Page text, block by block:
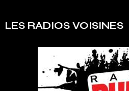
LES RADIOS VOISINES